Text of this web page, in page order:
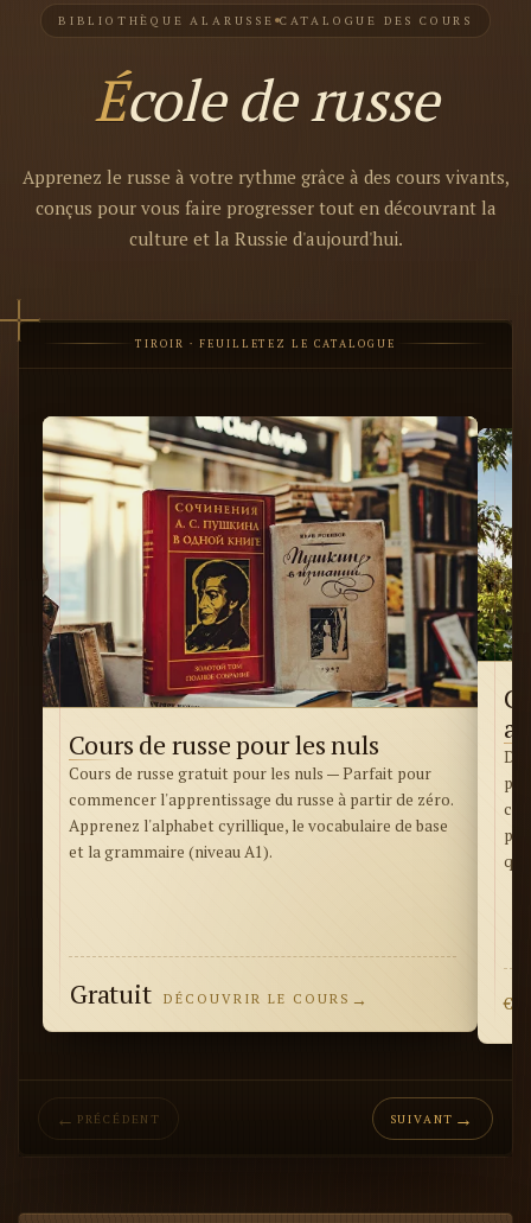
BIBLIOTHÈQUE ALARUSSE CATALOGUE DES COURS
École de russe
Apprenez le russe à votre rythme grâce à des cours vivants,
conçus pour vous faire progresser tout en découvrant la
culture et la Russie d'aujourd'hui.
TIROIR · FEUILLETEZ LE CATALOGUE
Cours de russe pour les nuls
Cours de russe gratuit pour les nuls — Parfait pour
commencer l'apprentissage du russe à partir de zéro.
Apprenez l'alphabet cyrillique, le vocabulaire de base
et la grammaire (niveau A1).
Gratuit DÉCOUVRIR LE COURS → €
← PRÉCÉDENT SUIVANT →